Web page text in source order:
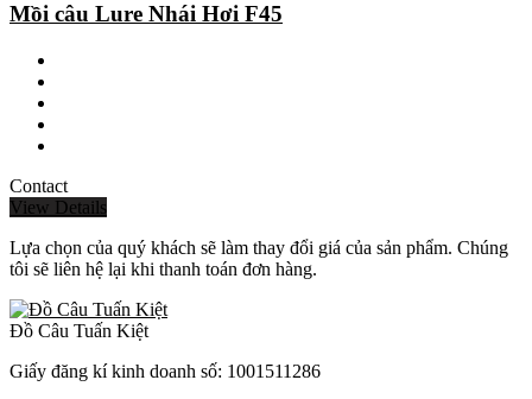
Mồi câu Lure Nhái Hơi F45
Contact
View Details
Lựa chọn của quý khách sẽ làm thay đổi giá của sản phẩm. Chúng
tôi sẽ liên hệ lại khi thanh toán đơn hàng.
Đồ Câu Tuấn Kiệt
Giấy đăng kí kinh doanh số: 1001511286